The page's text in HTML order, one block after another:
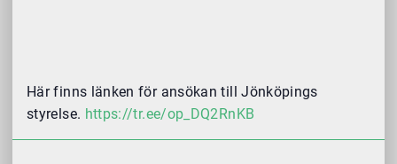
Här finns länken för ansökan till Jönköpings
styrelse. https://tr.ee/op_DQ2RnKB